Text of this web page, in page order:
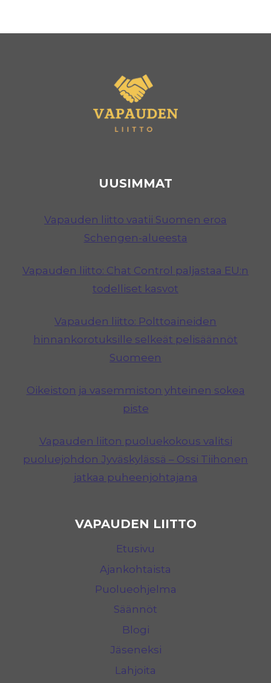
UUSIMMAT
Vapauden liitto vaatii Suomen eroa
Schengen-alueesta
Vapauden liitto: Chat Control paljastaa EU:n
todelliset kasvot
Vapauden liitto: Polttoaineiden
hinnankorotuksille selkeät pelisäännöt
Suomeen
Oikeiston ja vasemmiston yhteinen sokea
piste
Vapauden liiton puoluekokous valitsi
puoluejohdon Jyväskylässä – Ossi Tiihonen
jatkaa puheenjohtajana
VAPAUDEN LIITTO
Etusivu
Ajankohtaista
Puolueohjelma
Säännöt
Blogi
Jäseneksi
Lahjoita